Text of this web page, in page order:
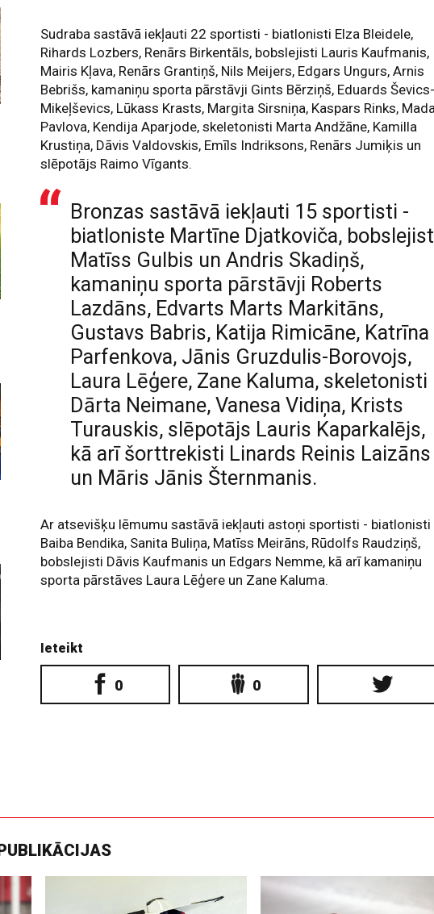
Sudraba sastāvā iekļauti 22 sportisti - biatlonisti Elza Bleidele,
Rihards Lozbers, Renārs Birkentāls, bobslejisti Lauris Kaufmanis,
Mairis Kļava, Renārs Grantiņš, Nils Meijers, Edgars Ungurs, Arnis
Bebrišs, kamaniņu sporta pārstāvji Gints Bērziņš, Eduards Ševics-
Mikeļševics, Lūkass Krasts, Margita Sirsniņa, Kaspars Rinks,
Pavlova, Kendija Aparjode, skeletonisti Marta Andžāne, Kamilla
Krustiņa, Dāvis Valdovskis, Emīls Indriksons, Renārs Jumiķis un
slēpotājs Raimo Vīgants.
Bronzas sastāvā iekļauti 15 sportisti -
biatloniste Martīne Djatkoviča,
Matīss Gulbis un Andris Skadiņš,
kamaniņu sporta pārstāvji Roberts
Lazdāns, Edvarts Marts Markitāns,
Gustavs Babris, Katija Rimicāne, Katrīna
Parfenkova, Jānis Gruzdulis-Borovojs,
Laura Lēģere, Zane Kaluma, skeletonisti
Dārta Neimane, Vanesa Vidiņa, Krists
Turauskis, slēpotājs Lauris Kaparkalējs,
kā arī šorttrekisti Linards Reinis Laizāns
un Māris Jānis Šternmanis.
Ar atsevišķu lēmumu sastāvā iekļauti astoņi sportisti - biatlonisti
Baiba Bendika, Sanita Buliņa, Matīss Meirāns, Rūdolfs Raudziņš,
bobslejisti Dāvis Kaufmanis un Edgars Nemme, kā arī kamaniņu
sporta pārstāves Laura Lēģere un Zane Kaluma.
Ieteikt
0 0